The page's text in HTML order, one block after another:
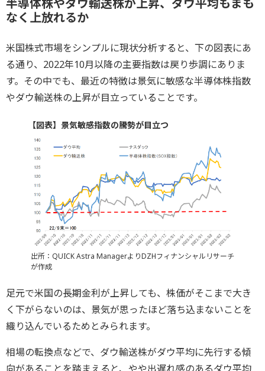
なく上放れるか
米国株式市場をシンプルに現状分析すると、下の図表にあ
る通り、2022年10月以降の主要指数は戻り歩調にありま
す。その中でも、最近の特徴は景気に敏感な半導体株指数
やダウ輸送株の上昇が目立っていることです。
【図表】景気敏感指数の騰勢が目立つ
出所：QUICK Astra ManagerよりDZHフィナンシャルリサーチ
が作成
足元で米国の長期金利が上昇しても、株価がそこまで大き
く下がらないのは、景気が思ったほど落ち込まないことを
織り込んでいるためとみられます。
相場の転換点などで、ダウ輸送株がダウ平均に先行する傾